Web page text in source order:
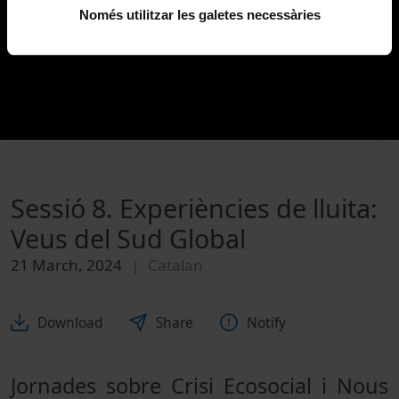
Només utilitzar les galetes necessàries
Sessió 8. Experiències de lluita:
Veus del Sud Global
21 March, 2024 Catalan
Download Share Notify
Jornades sobre Crisi Ecosocial i Nous